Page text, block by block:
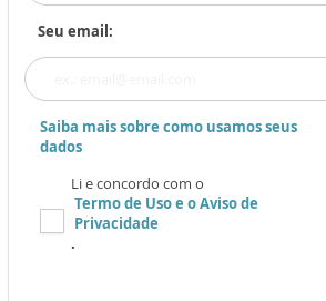
Seu email:
Saiba mais sobre como usamos seus
dados
Li e concordo com o
Termo de Usoe oAviso de
Privacidade
.